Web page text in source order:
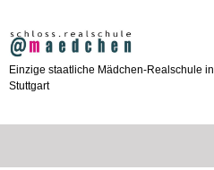
Inhalt
springen
Einzige staatliche Mädchen-Realschule in
Stuttgart